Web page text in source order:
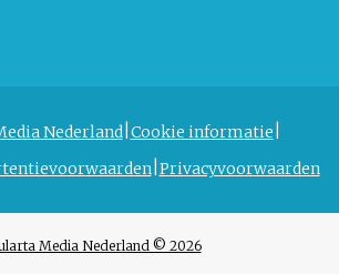
Nederland Cookie informatie
Privacyvoorwaarden
Media Nederland © 2026